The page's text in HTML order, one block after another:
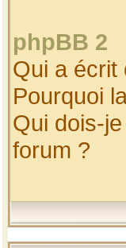
phpBB 2
Qui a écrit
Pourquoi
Qui dois-
forum ?